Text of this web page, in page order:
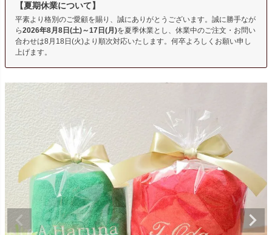
【夏期休業について】
平素より格別のご愛顧を賜り、誠にありがとうございます。誠に勝手なが
ら2026年8月8日(土)～17日(月)を夏季休業とし、休業中のご注文・お問い
合わせは8月18日(火)より順次対応いたします。何卒よろしくお願い申し
上げます。